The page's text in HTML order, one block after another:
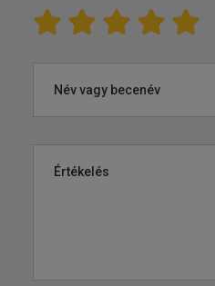
Név vagy becenév
Értékelés